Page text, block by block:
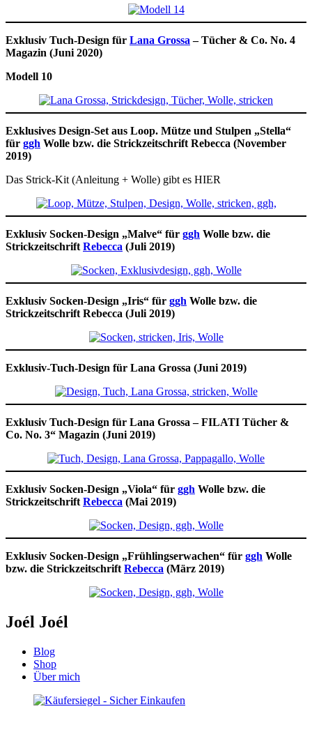
Exklusiv Tuch-Design für Lana Grossa– Tücher & Co. No. 4
Magazin (Juni 2020)
Modell 10
Exklusives Design-Set aus Loop. Mütze und Stulpen „Stella“
für ggh Wolle bzw. die Strickzeitschrift Rebecca (November
2019)
Das Strick-Kit (Anleitung + Wolle) gibt es HIER
Exklusiv Socken-Design „Malve“ für ggh Wolle bzw. die
StrickzeitschriftRebecca (Juli 2019)
Exklusiv Socken-Design „Iris“ für ggh Wolle bzw. die
Strickzeitschrift Rebecca (Juli 2019)
Exklusiv-Tuch-Design für Lana Grossa (Juni 2019)
Exklusiv Tuch-Design für Lana Grossa – FILATI Tücher &
Co. No. 3“ Magazin (Juni 2019)
Exklusiv Socken-Design „Viola“ für ggh Wolle bzw. die
StrickzeitschriftRebecca (Mai 2019)
Exklusiv Socken-Design „Frühlingserwachen“ für ggh Wolle
bzw. die StrickzeitschriftRebecca (März 2019)
Joél Joél
Blog
Shop
Über mich